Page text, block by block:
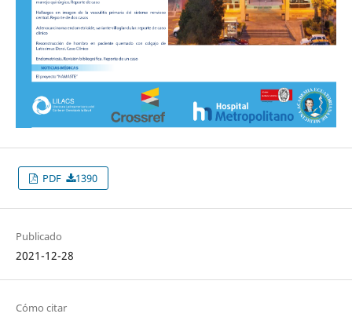
PDF 1390
Publicado
2021-12-28
Cómo citar